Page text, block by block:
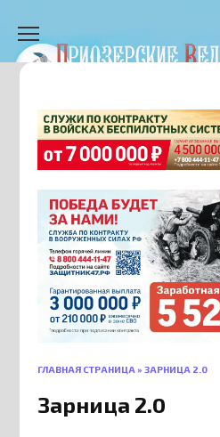
содержанию
ГЛАВНАЯ СТРАНИЦА »ЗАРНИЦА 2.0
Зарница 2.0